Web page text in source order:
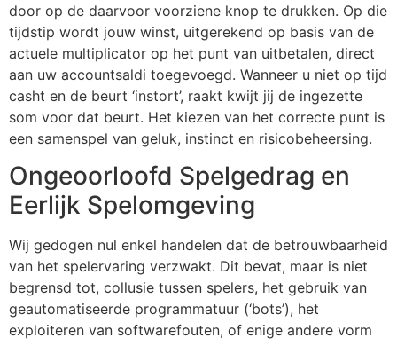
door op de daarvoor voorziene knop te drukken. Op die
tijdstip wordt jouw winst, uitgerekend op basis van de
actuele multiplicator op het punt van uitbetalen, direct
aan uw accountsaldi toegevoegd. Wanneer u niet op tijd
casht en de beurt ‘instort’, raakt kwijt jij de ingezette
som voor dat beurt. Het kiezen van het correcte punt is
een samenspel van geluk, instinct en risicobeheersing.
Ongeoorloofd Spelgedrag en
Eerlijk Spelomgeving
Wij gedogen nul enkel handelen dat de betrouwbaarheid
van het spelervaring verzwakt. Dit bevat, maar is niet
begrensd tot, collusie tussen spelers, het gebruik van
geautomatiseerde programmatuur (‘bots’), het
exploiteren van softwarefouten, of enige andere vorm